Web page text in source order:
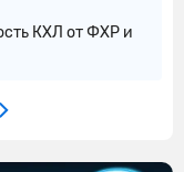
КХЛ от ФХР и